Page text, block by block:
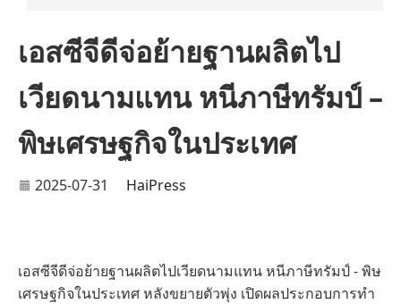
เอสซีจีดีจ่อย้ายฐานผลิตไป
เวียดนามแทน หนีภาษีทรัมป์ –
พิษเศรษฐกิจในประเทศ
2025-07-31 HaiPress
เอสซีจีดีจ่อย้ายฐานผลิตไปเวียดนามแทน หนีภาษีทรัมป์ - พิษ
เศรษฐกิจในประเทศ หลังขยายตัวพุ่ง เปิดผลประกอบการทำ